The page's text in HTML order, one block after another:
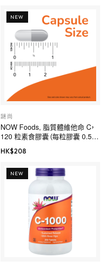
NEW
謎尚
NOW Foods, 脂質體維他命 C，
120 粒素食膠囊（每粒膠囊 0.5
HK$208
NEW